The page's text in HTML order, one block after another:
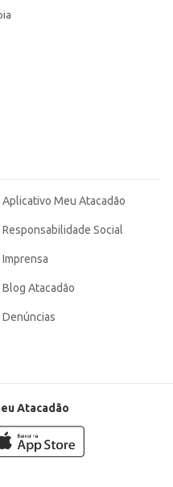
Aplicativo Meu Atacadão
Responsabilidade Social
Imprensa
Blog Atacadão
Denúncias
Atacadão